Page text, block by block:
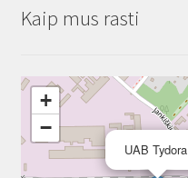
Kaip mus rasti
UAB Tydora
+
−